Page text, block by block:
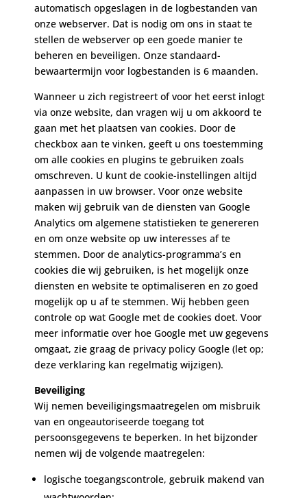
automatisch opgeslagen in de logbestanden van
onze webserver. Dat is nodig om ons in staat te
stellen de webserver op een goede manier te
beheren en beveiligen. Onze standaard-
bewaartermijn voor logbestanden is 6 maanden.
Wanneer u zich registreert of voor het eerst inlogt
via onze website, dan vragen wij u om akkoord te
gaan met het plaatsen van cookies. Door de
checkbox aan te vinken, geeft u ons toestemming
om alle cookies en plugins te gebruiken zoals
omschreven. U kunt de cookie-instellingen altijd
aanpassen in uw browser. Voor onze website
maken wij gebruik van de diensten van Google
Analytics om algemene statistieken te genereren
en om onze website op uw interesses af te
stemmen. Door de analytics-programma’s en
cookies die wij gebruiken, is het mogelijk onze
diensten en website te optimaliseren en zo goed
mogelijk op u af te stemmen. Wij hebben geen
controle op wat Google met de cookies doet. Voor
meer informatie over hoe Google met uw gegevens
omgaat, zie graag de privacy policy Google (let op;
deze verklaring kan regelmatig wijzigen).
Beveiliging
Wij nemen beveiligingsmaatregelen om misbruik
van en ongeautoriseerde toegang tot
persoonsgegevens te beperken. In het bijzonder
nemen wij de volgende maatregelen:
logische toegangscontrole, gebruik makend van